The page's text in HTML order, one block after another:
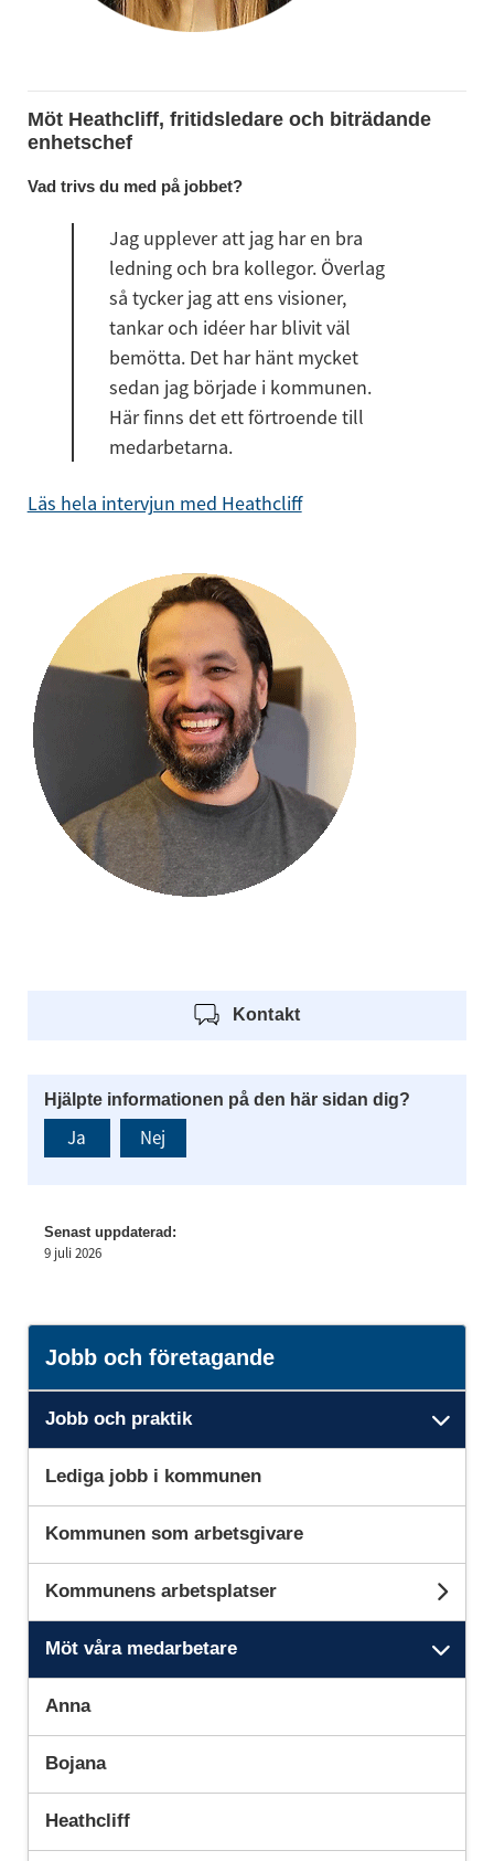
Möt Heathcliff, fritidsledare och biträdande
enhetschef
Vad trivs du med på jobbet?
Jag upplever att jag har en bra
ledning och bra kollegor. Överlag
så tycker jag att ens visioner,
tankar och idéer har blivit väl
bemötta. Det har hänt mycket
sedan jag började i kommunen.
Här finns det ett förtroende till
medarbetarna.
Läs hela intervjun med Heathcliff
Kontakt
Hjälpte informationen på den här sidan dig?
Ja Nej
Senast uppdaterad:
9 juli 2026
Jobb och företagande
Jobb och praktik
Lediga jobb i kommunen
Kommunen som arbetsgivare
Kommunens arbetsplatser
Möt våra medarbetare
Anna
Bojana
Heathcliff